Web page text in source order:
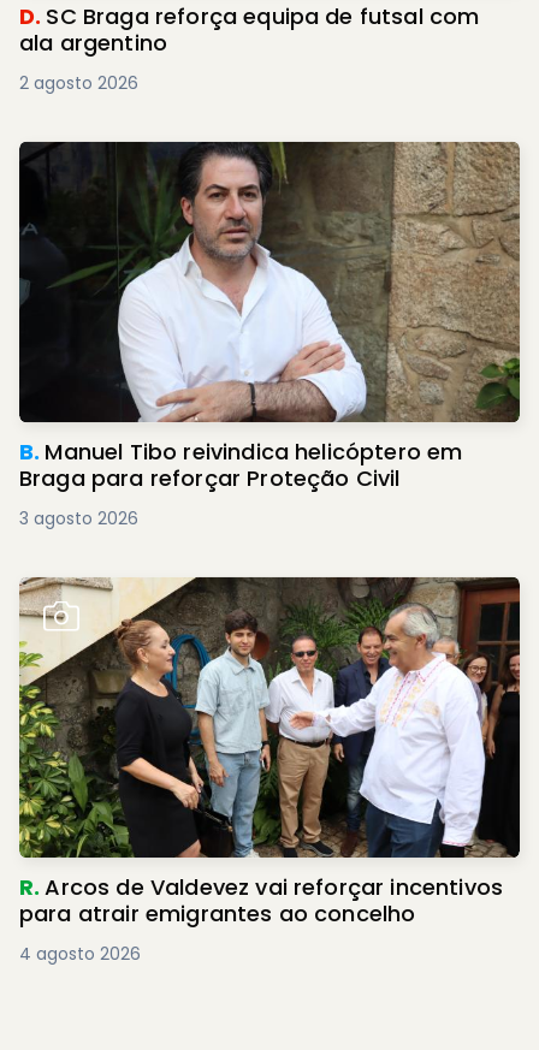
D. SC Braga reforça equipa de futsal com
ala argentino
2 agosto 2026
B. Manuel Tibo reivindica helicóptero em
Braga para reforçar Proteção Civil
3 agosto 2026
R.Arcos de Valdevez vai reforçar incentivos
para atrair emigrantes ao concelho
4 agosto 2026